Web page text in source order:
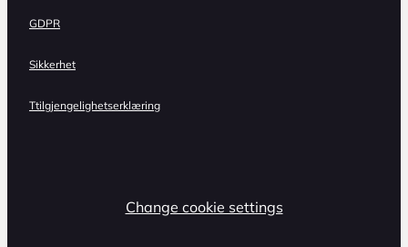
GDPR
Sikkerhet
Ttilgjengelighetserklæring
Change cookie settings